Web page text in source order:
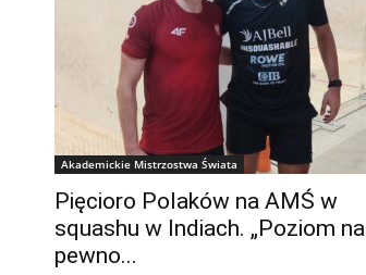
Akademickie Mistrzostwa Świata
Pięcioro Polaków na AMŚ w
squashu w Indiach. „Poziom na
pewno...